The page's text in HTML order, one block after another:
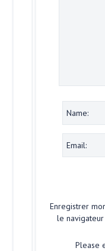
Enregistrer
le
Please